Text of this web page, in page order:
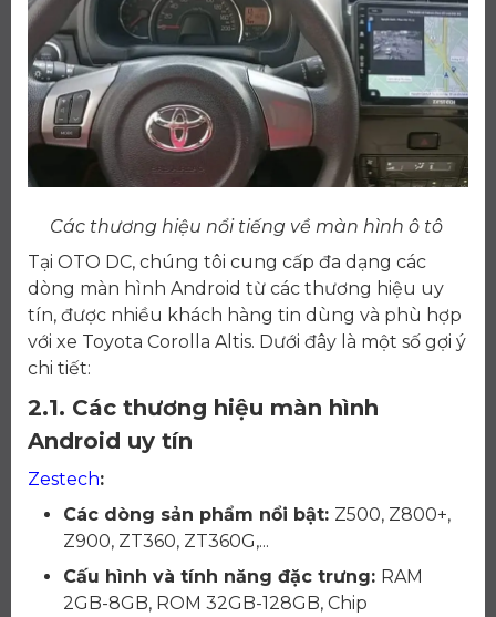
Các thương hiệu nổi tiếng về màn hình ô tô
Tại OTO DC, chúng tôi cung cấp đa dạng các
dòng màn hình Android từ các thương hiệu uy
tín, được nhiều khách hàng tin dùng và phù hợp
với xe Toyota Corolla Altis. Dưới đây là một số gợi ý
chi tiết:
2.1. Các thương hiệu màn hình
Android uy tín
Zestech:
Các dòng sản phẩm nổi bật: Z500, Z800+,
Z900, ZT360, ZT360G,...
Cấu hình và tính năng đặc trưng: RAM
2GB-8GB, ROM 32GB-128GB, Chip